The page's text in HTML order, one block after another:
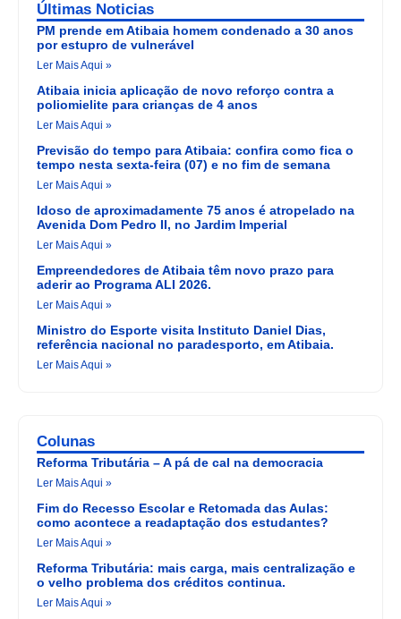
Últimas Noticias
PM prende em Atibaia homem condenado a 30 anos
por estupro de vulnerável
Ler Mais Aqui »
Atibaia inicia aplicação de novo reforço contra a
poliomielite para crianças de 4 anos
Ler Mais Aqui »
Previsão do tempo para Atibaia: confira como fica o
tempo nesta sexta-feira (07) e no fim de semana
Ler Mais Aqui »
Idoso de aproximadamente 75 anos é atropelado na
Avenida Dom Pedro II, no Jardim Imperial
Ler Mais Aqui »
Empreendedores de Atibaia têm novo prazo para
aderir ao Programa ALI 2026.
Ler Mais Aqui »
Ministro do Esporte visita Instituto Daniel Dias,
referência nacional no paradesporto, em Atibaia.
Ler Mais Aqui »
Colunas
Reforma Tributária – A pá de cal na democracia
Ler Mais Aqui »
Fim do Recesso Escolar e Retomada das Aulas:
como acontece a readaptação dos estudantes?
Ler Mais Aqui »
Reforma Tributária: mais carga, mais centralização e
o velho problema dos créditos continua.
Ler Mais Aqui »